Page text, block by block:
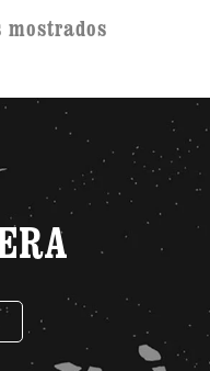
mostrados